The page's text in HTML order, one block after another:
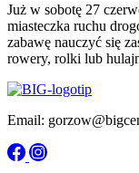
Już w sobotę 27
miasteczka ruchu
zabawę nauczyć się
rowery, rolki lub
Email: